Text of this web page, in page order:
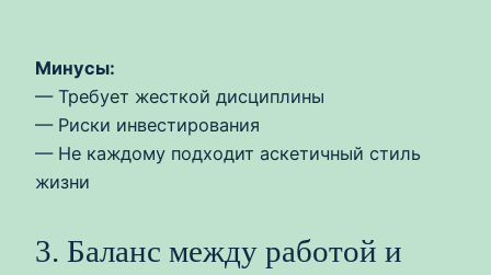
Минусы:
— Требует жесткой дисциплины
— Риски инвестирования
— Не каждому подходит аскетичный стиль
жизни
3. Баланс между работой и